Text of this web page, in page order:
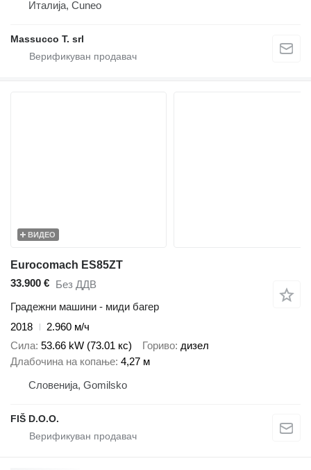
Италија, Cuneo
Massucco T. srl
ВИДЕО
Eurocomach ES85ZT
33.900 € Без ДДВ
Градежни машини - миди багер
2018
2.960 м/ч
Сила 53.66 kW (73.01 кс) Гориво дизел
Длабочина на копање 4,27 м
Словенија, Gomilsko
FIŠ D.O.O.